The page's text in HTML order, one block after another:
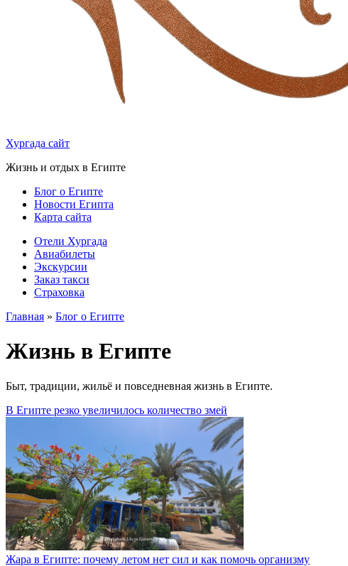
Хургада сайт
Жизнь и отдых в Египте
Блог о Египте
Новости Египта
Карта сайта
Отели Хургада
Авиабилеты
Экскурсии
Заказ такси
Страховка
Главная » Блог о Египте
Жизнь в Египте
Быт, традиции, жильё и повседневная жизнь в Египте.
В Египте резко увеличилось количество змей
Жара в Египте: почему летом нет сил и как помочь организму